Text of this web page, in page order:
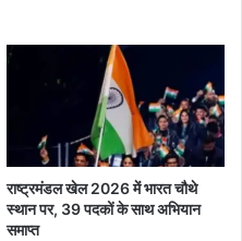
राष्ट्रमंडल खेल 2026 में भारत चौथे
स्थान पर, 39 पदकों के साथ अभियान
समाप्त